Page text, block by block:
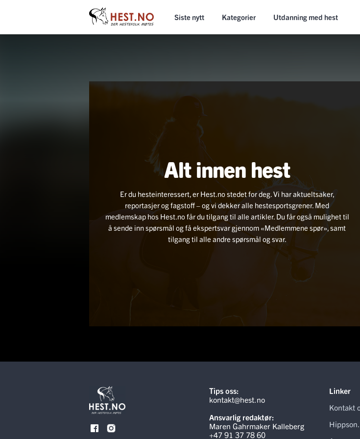
Siste nytt Kategorier Utdanning med hest
Alt innen hest
Er du hesteinteressert, er Hest.no stedet for deg. Vi har aktueltsaker,
reportasjer og fagstoff – og vi dekker alle hestesportsgrener. Med
medlemskap hos Hest.no får du tilgang til alle artikler. Du får også mulighet til
å sende inn spørsmål og få ekspertsvar gjennom «Medlemmene spør», samt
tilgang til alle andre spørsmål og svar.
Tips oss:
kontakt@hest.no
Ansvarlig redaktør:
Maren Gahrmaker Kalleberg
+47 91 37 78 60
Linker
Kontakt